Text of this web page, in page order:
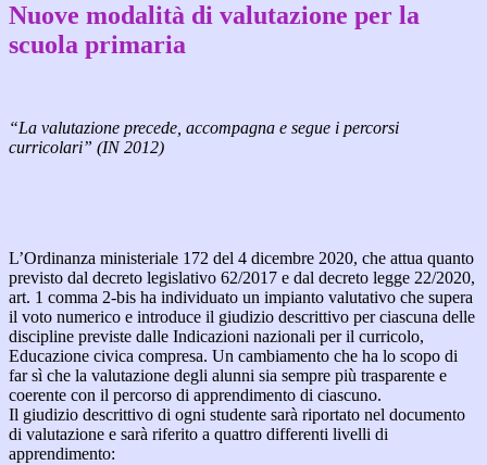
Nuove modalità di valutazione per la
scuola primaria
“La valutazione precede, accompagna e segue i percorsi
curricolari” (IN 2012)
L’Ordinanza ministeriale 172 del 4 dicembre 2020, che attua quanto
previsto dal decreto legislativo 62/2017 e dal decreto legge 22/2020,
art. 1 comma 2-bis ha individuato un impianto valutativo che supera
il voto numerico e introduce il giudizio descrittivo per ciascuna delle
discipline previste dalle Indicazioni nazionali per il curricolo,
Educazione civica compresa. Un cambiamento che ha lo scopo di
far sì che la valutazione degli alunni sia sempre più trasparente e
coerente con il percorso di apprendimento di ciascuno.
Il giudizio descrittivo di ogni studente sarà riportato nel documento
di valutazione e sarà riferito a quattro differenti livelli di
apprendimento: